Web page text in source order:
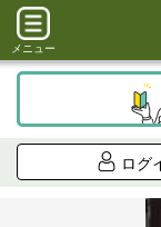
メニュー
ログ